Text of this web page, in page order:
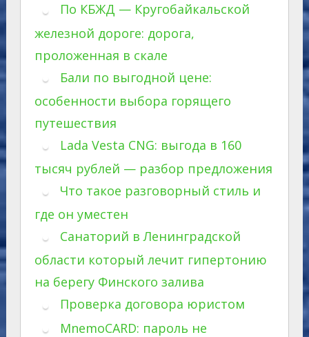
По КБЖД — Кругобайкальской
железной дороге: дорога,
проложенная в скале
Бали по выгодной цене:
особенности выбора горящего
путешествия
Lada Vesta CNG: выгода в 160
тысяч рублей — разбор предложения
Что такое разговорный стиль и
где он уместен
Санаторий в Ленинградской
области который лечит гипертонию
на берегу Финского залива
Проверка договора юристом
MnemoCARD: пароль не